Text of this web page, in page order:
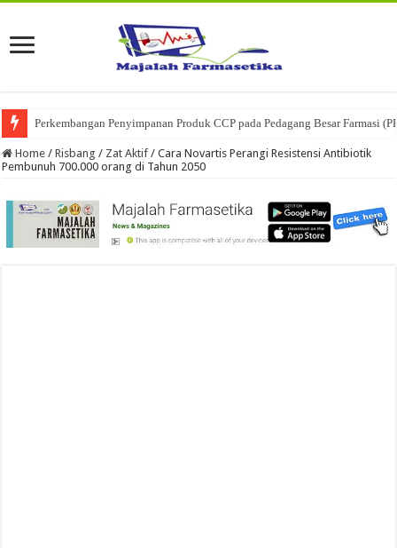
Perkembangan Penyimpanan Produk CCP pada Pedagang Besar Farmasi
Ketika Obat Menunggu Keputusan: Mengenal Peran Karantina Produk
Home / Risbang / Zat Aktif / Cara Novartis Perangi Resistensi Antibiotik
Pembunuh 700.000 orang di Tahun 2050